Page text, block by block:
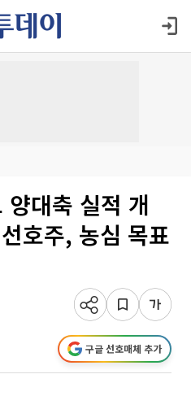
대축 실적 개
호주, 농심 목표
구글 선호매체 추가